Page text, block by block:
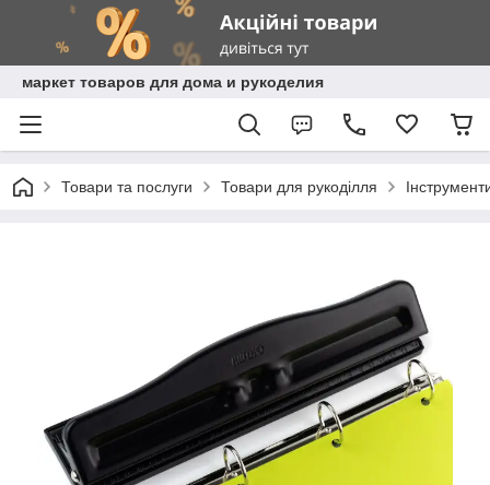
маркет товаров для дома и рукоделия
Товари та послуги Товари для рукоділля